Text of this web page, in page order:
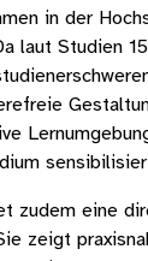
in der
laut Studien
zudem eine
zeigt